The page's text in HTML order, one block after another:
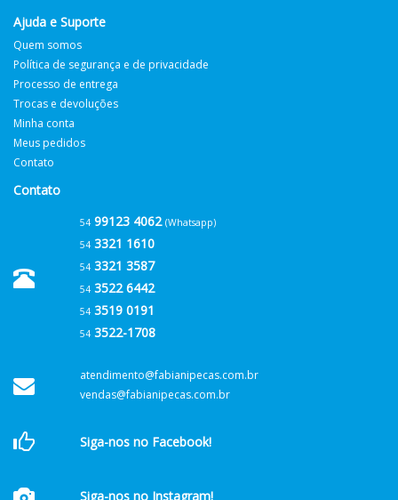
Ajuda e Suporte
Quem somos
Política de segurança e de privacidade
Processo de entrega
Trocas e devoluções
Minha conta
Meus pedidos
Contato
Contato
5499123 4062 (Whatsapp)
543321 1610
543321 3587
543522 6442
543519 0191
543522-1708
atendimento@fabianipecas.com.br
vendas@fabianipecas.com.br
Siga-nos no Facebook!
Siga-nos no Instagram!